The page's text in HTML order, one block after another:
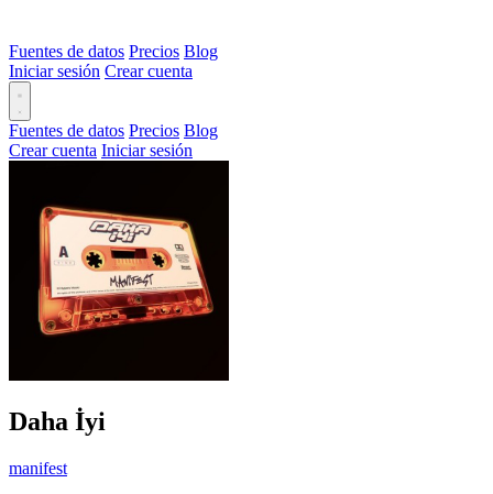
Fuentes de datos Precios Blog
Iniciar sesión Crear cuenta
Fuentes de datos Precios Blog
Crear cuenta Iniciar sesión
Daha İyi
manifest